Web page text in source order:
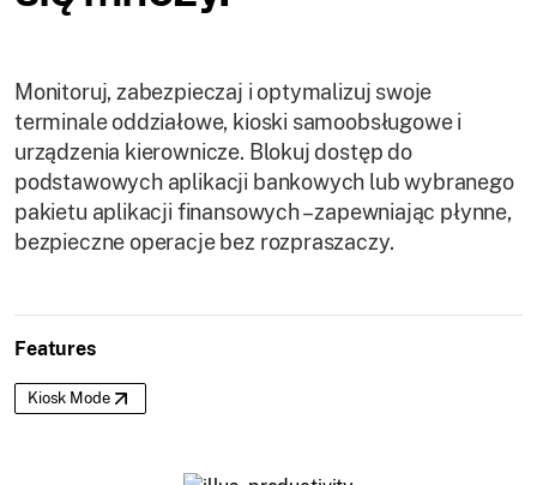
Monitoruj, zabezpieczaj i optymalizuj swoje
terminale oddziałowe, kioski samoobsługowe i
urządzenia kierownicze. Blokuj dostęp do
podstawowych aplikacji bankowych lub wybranego
pakietu aplikacji finansowych – zapewniając płynne,
bezpieczne operacje bez rozpraszaczy.
Features
Kiosk Mode